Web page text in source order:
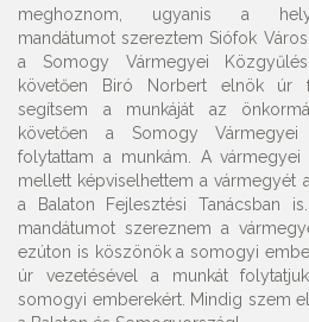
meghoznom, ugyanis a
mandátumot szereztem Siófok
a Somogy Vármegyei
követően Biró Norbert elnök úr
segítsem a munkáját az
követően a Somogy Vármegyei
folytattam a munkám. A vármegyei
mellett képviselhettem a vármegyét
a Balaton Fejlesztési Tanácsban
mandátumot szereznem a
ezúton is köszönök a somogyi
úr vezetésével a munkát
somogyi emberekért. Mindig szem